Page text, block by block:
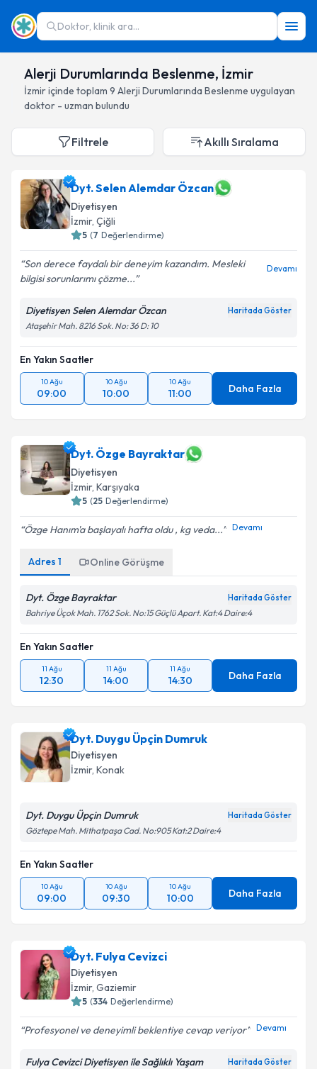
Doktor, klinik ara...
Alerji Durumlarında Beslenme, İzmir
İzmiriçinde toplam 9 Alerji Durumlarında Beslenme uygulayan
doktor - uzman bulundu
Filtrele Akıllı Sıralama
Dyt. Selen Alemdar Özcan
Diyetisyen
İzmir, Çiğli
5 (7 Değerlendirme)
Son derece faydalı bir deneyim kazandım. Mesleki
bilgisi sorunlarımı çözme...
Devamı
Diyetisyen Selen Alemdar Özcan Haritada Göster
Ataşehir Mah. 8216 Sok. No: 36 D: 10
En Yakın Saatler
10 Ağu
09:00
10 Ağu
10:00
10 Ağu
11:00 Daha Fazla
Dyt. Özge Bayraktar
Diyetisyen
İzmir, Karşıyaka
5 (25 Değerlendirme)
Özge Hanım'a başlayalı hafta oldu , kg veda... Devamı
Adres 1 Online Görüşme
Dyt. Özge Bayraktar Haritada Göster
Bahriye Üçok Mah. 1762 Sok. No:15 Güçlü Apart. Kat:4 Daire:4
En Yakın Saatler
11 Ağu
12:30
11 Ağu
14:00
11 Ağu
14:30 Daha Fazla
Dyt. Duygu Üpçin Dumruk
Diyetisyen
İzmir, Konak
Dyt. Duygu Üpçin Dumruk Haritada Göster
Göztepe Mah. Mithatpaşa Cad. No:905 Kat:2 Daire:4
En Yakın Saatler
10 Ağu
09:00
10 Ağu
09:30
10 Ağu
10:00 Daha Fazla
Dyt. Fulya Cevizci
Diyetisyen
İzmir, Gaziemir
5 (334 Değerlendirme)
Profesyonel ve deneyimli beklentiye cevap veriyor Devamı
Fulya Cevizci Diyetisyen ile Sağlıklı Yaşam Haritada Göster